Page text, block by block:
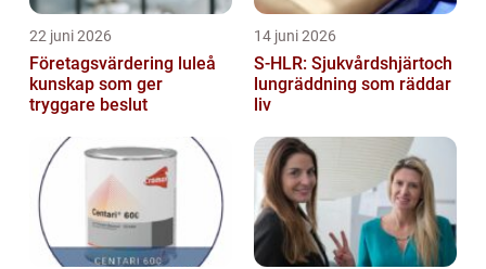
22 juni 2026
Företagsvärdering luleå
kunskap som ger
tryggare beslut
14 juni 2026
S-HLR: Sjukvårdshjärtoch
lungräddning som räddar
liv